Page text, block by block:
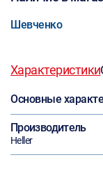
Шевченко
Характеристики
Основные
Производитель
Heller